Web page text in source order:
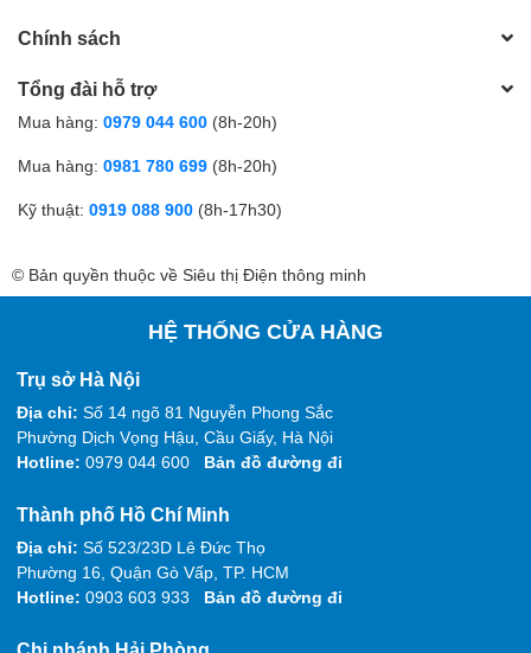
Chính sách
Tổng đài hỗ trợ
Mua hàng: 0979 044 600 (8h-20h)
Mua hàng: 0981 780 699 (8h-20h)
Kỹ thuật: 0919 088 900 (8h-17h30)
© Bản quyền thuộc về Siêu thị Điện thông minh
HỆ THỐNG CỬA HÀNG
Trụ sở Hà Nội
Địa chỉ: Số 14 ngõ 81 Nguyễn Phong Sắc
Phường Dịch Vọng Hậu, Cầu Giấy, Hà Nội
Hotline: 0979 044 600 Bản đồ đường đi
Thành phố Hồ Chí Minh
Địa chỉ: Số 523/23D Lê Đức Thọ
Phường 16, Quận Gò Vấp, TP. HCM
Hotline: 0903 603 933 Bản đồ đường đi